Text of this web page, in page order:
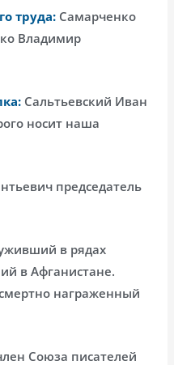
труда: Самарченко
Владимир
Сальтьевский Иван
носит наша
председатель
в рядах
в Афганистане.
награженный
Союза писателей